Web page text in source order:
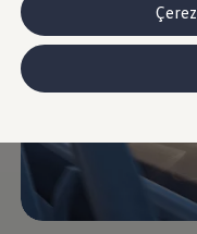
Servis
Her Yaş
Kredi
Sigorta
Satış Sonrası